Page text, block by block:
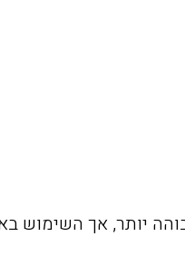
יותר, אך השימוש